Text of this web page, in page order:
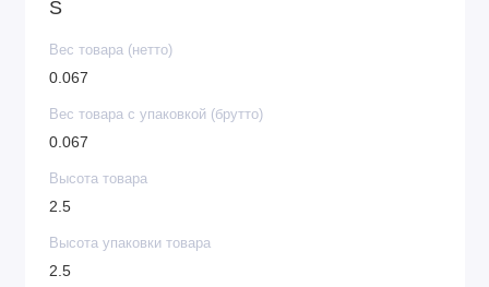
S
Вес товара (нетто)
0.067
Вес товара с упаковкой (брутто)
0.067
Высота товара
2.5
Высота упаковки товара
2.5